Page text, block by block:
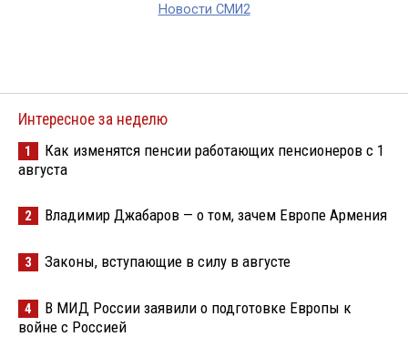
Новости СМИ2
Интересное за неделю
1
Как изменятся пенсии работающих пенсионеров с 1
августа
2 Владимир Джабаров — о том, зачем Европе Армения
3 Законы, вступающие в силу в августе
4
В МИД России заявили о подготовке Европы к
войне с Россией